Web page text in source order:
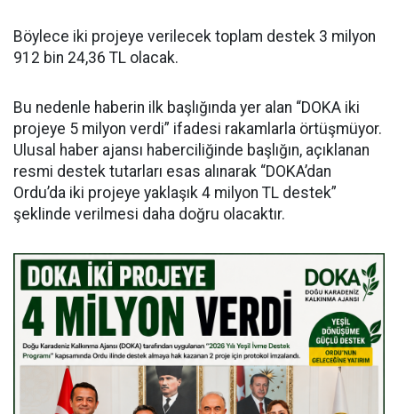
Böylece iki projeye verilecek toplam destek 3 milyon
912 bin 24,36 TL olacak.
Bu nedenle haberin ilk başlığında yer alan “DOKA iki
projeye 5 milyon verdi” ifadesi rakamlarla örtüşmüyor.
Ulusal haber ajansı haberciliğinde başlığın, açıklanan
resmi destek tutarları esas alınarak “DOKA’dan
Ordu’da iki projeye yaklaşık 4 milyon TL destek”
şeklinde verilmesi daha doğru olacaktır.